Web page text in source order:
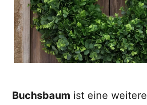
Buchsbaum ist eine weitere